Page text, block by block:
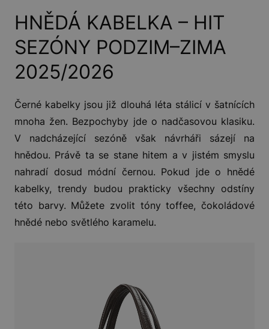
HNĚDÁ KABELKA – HIT
SEZÓNY PODZIM–ZIMA
2025/2026
Černé kabelky jsou již dlouhá léta stálicí v šatnících
mnoha žen. Bezpochyby jde o nadčasovou klasiku.
V nadcházející sezóně však návrháři sázejí na
hnědou. Právě ta se stane hitem a v jistém smyslu
nahradí dosud módní černou. Pokud jde o hnědé
kabelky, trendy budou prakticky všechny odstíny
této barvy. Můžete zvolit tóny toffee, čokoládové
hnědé nebo světlého karamelu.